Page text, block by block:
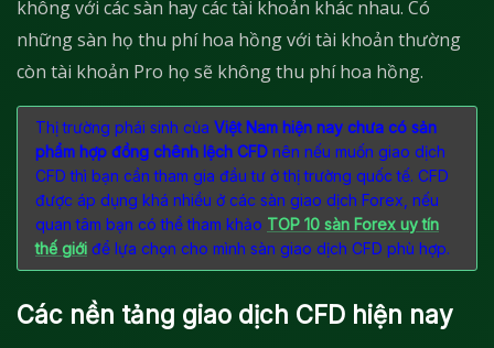
không với các sàn hay các tài khoản khác nhau. Có
những sàn họ thu phí hoa hồng với tài khoản thường
còn tài khoản Pro họ sẽ không thu phí hoa hồng.
Thị trường phái sinh của Việt Nam hiện nay chưa có sản
phẩm hợp đồng chênh lệch CFD nên nếu muốn giao dịch
CFD thì bạn cần tham gia đầu tư ở thị trường quốc tế. CFD
được áp dụng khá nhiều ở các sàn giao dịch Forex, nếu
quan tâm bạn có thể tham khảo TOP 10 sàn Forex uy tín
thế giới để lựa chọn cho mình sàn giao dịch CFD phù hợp.
Các nền tảng giao dịch CFD hiện nay